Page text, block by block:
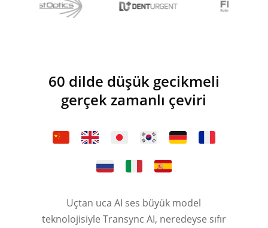
60 dilde düşük gecikmeli
gerçek zamanlı çeviri
Uçtan uca AI ses büyük model
teknolojisiyle Transync AI, neredeyse sıfır